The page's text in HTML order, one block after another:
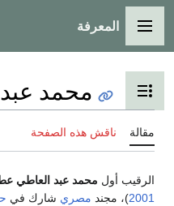
القائمة الرئيسية
المعرفة
تبديل عرض جدول المحتويات
محمد
مقالة ناقش هذه الصفحة
الرقيب أول محمد عبد العاطي
2001)، مجند مصري شارك في